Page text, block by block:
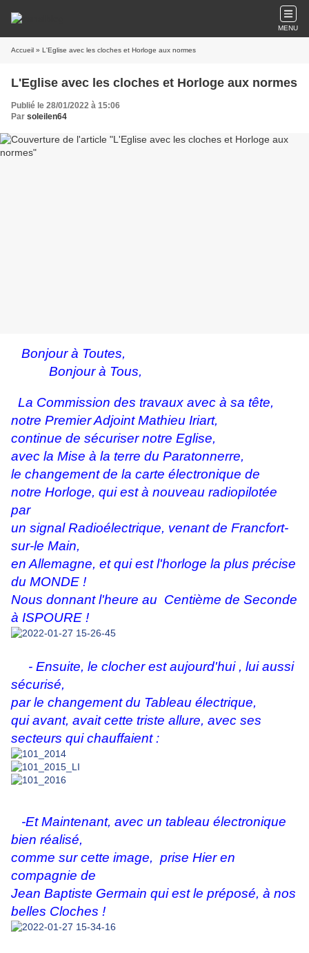
MENU
Accueil » L'Eglise avec les cloches et Horloge aux normes
L'Eglise avec les cloches et Horloge aux normes
Publié le 28/01/2022 à 15:06
Par soleilen64
Bonjour à Toutes,
Bonjour à Tous,
La Commission des travaux avec à sa tête,
notre Premier Adjoint Mathieu Iriart,
continue de sécuriser notre Eglise,
avec la Mise à la terre du Paratonnerre,
le changement de la carte électronique de
notre Horloge, qui est à nouveau radiopilotée
par
un signal Radioélectrique, venant de Francfort-
sur-le Main,
en Allemagne, et qui est l'horloge la plus précise
du MONDE !
Nous donnant l'heure au Centième de Seconde
à ISPOURE !
- Ensuite, le clocher est aujourd'hui , lui aussi
sécurisé,
par le changement du Tableau électrique,
qui avant, avait cette triste allure, avec ses
secteurs qui chauffaient :
-Et Maintenant, avec un tableau électronique
bien réalisé,
comme sur cette image, prise Hier en
compagnie de
Jean Baptiste Germain qui est le préposé, à nos
belles Cloches !